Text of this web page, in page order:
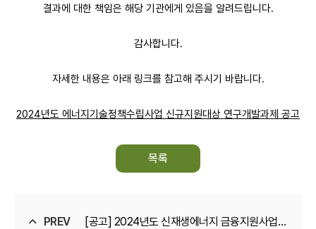
결과에 대한 책임은 해당 기관에게 있음을 알려드립니다.
감사합니다.
자세한 내용은 아래 링크를 참고해 주시기 바랍니다.
2024년도 에너지기술정책수립사업 신규지원대상 연구개발과제 공고
목록
PREV [공고] 2024년도 신재생에너지 금융지원사업